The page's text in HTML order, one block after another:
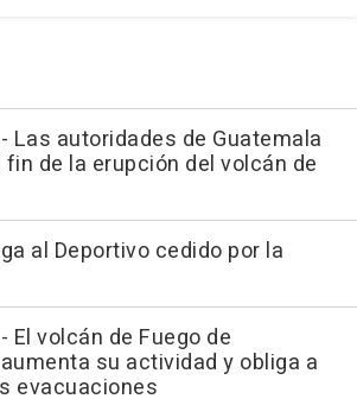
Las autoridades de Guatemala
de la erupción del volcán de
al Deportivo cedido por la
El volcán de Fuego de
su actividad y obliga a
evacuaciones